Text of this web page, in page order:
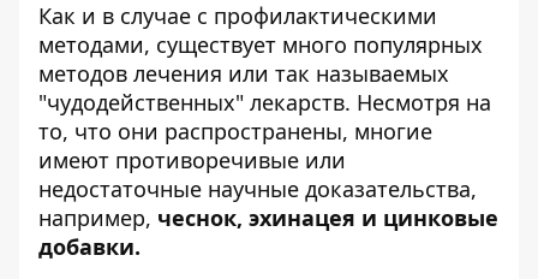
Как и в случае с профилактическими
методами, существует много популярных
методов лечения или так называемых
"чудодейственных" лекарств. Несмотря на
то, что они распространены, многие
имеют противоречивые или
недостаточные научные доказательства,
например, чеснок, эхинацея и цинковые
добавки.